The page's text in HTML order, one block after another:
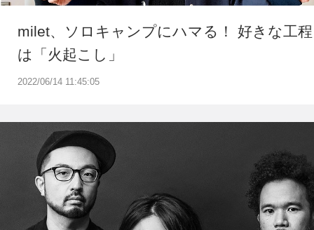
2022/06/14 11:45:05
milet、ソロキャンプにハマる！ 好きな工程
は「火起こし」